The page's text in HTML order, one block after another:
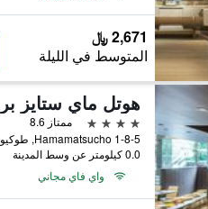
2,671 ﷼
المتوسط في الليلة
4 نجوم
ممتاز 8.6
1-8-5 Hamamatsucho, طوكيو, اليابان
0.0 كيلومتر عن وسط المدينة
واي فاي مجاني